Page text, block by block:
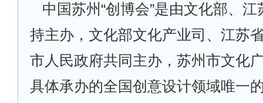
中国苏州“创博会”是由文化部、
持主办，文化部文化产业司、江苏
市人民政府共同主办，苏州市文化
具体承办的全国创意设计领域唯一